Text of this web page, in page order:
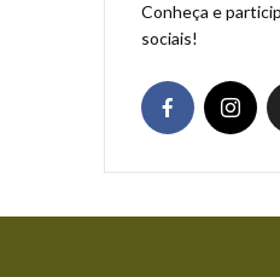
Conheça e
sociais!